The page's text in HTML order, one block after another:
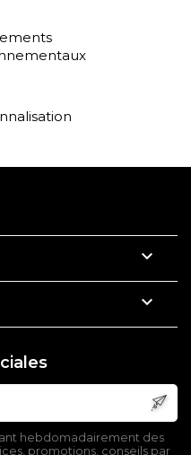


hebdomadairement des
promotions, conseils par